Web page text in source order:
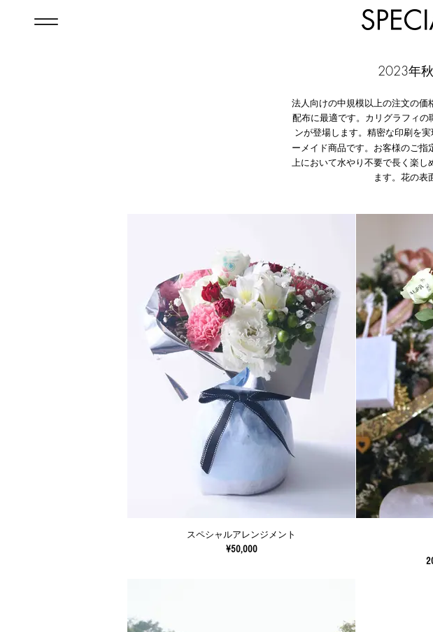
2023年
法人向けの中規模以上の注文の
配布に最適です。 カリグラフィの
ンが登場します。精密な印刷を実
ーメイド商品です。 お客様のご指
上において水やり不要で長く楽し
ます。花の表
スペシャルアレンジメント
¥50,000